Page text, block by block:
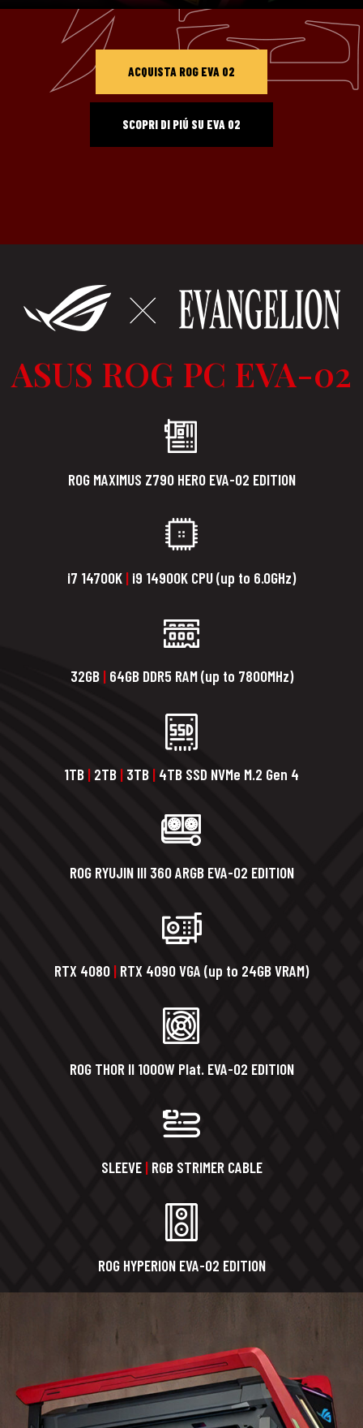
ACQUISTA ROG EVA 02
SCOPRI DI PIÚ SU EVA 02
ASUS ROG PC EVA-02
ROG MAXIMUS Z790 HERO EVA-02 EDITION
i7 14700K | i9 14900K CPU (up to 6.0GHz)
32GB |64GB DDR5 RAM (up to 7800MHz)
1TB | 2TB | 3TB | 4TB SSD NVMe M.2 Gen 4
ROG RYUJIN III 360 ARGB EVA-02 EDITION
RTX 4080 | RTX 4090 VGA (up to 24GB VRAM)
ROG THOR II 1000W Plat. EVA-02 EDITION
SLEEVE |RGB STRIMER CABLE
ROG HYPERION EVA-02 EDITION